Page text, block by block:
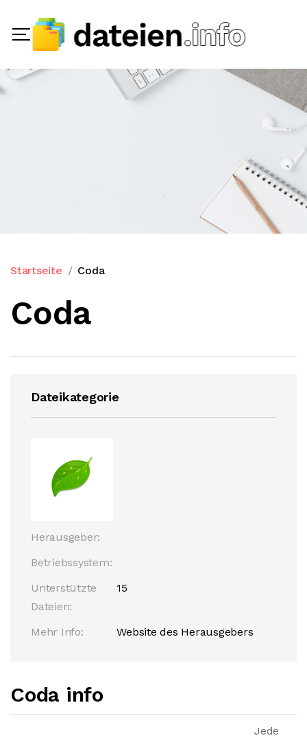
Startseite Coda
Coda
Dateikategorie
Herausgeber:
Betriebssystem:
Unterstützte
Dateien:
15
Mehr Info: Website des Herausgebers
Coda info
Jede